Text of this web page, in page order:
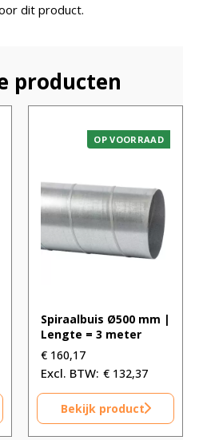
dit product.
producten
OP VOORRAAD
Spiraalbuis Ø500 mm |
Lengte = 3 meter
€ 160,17
€ 132,37
Bekijk product